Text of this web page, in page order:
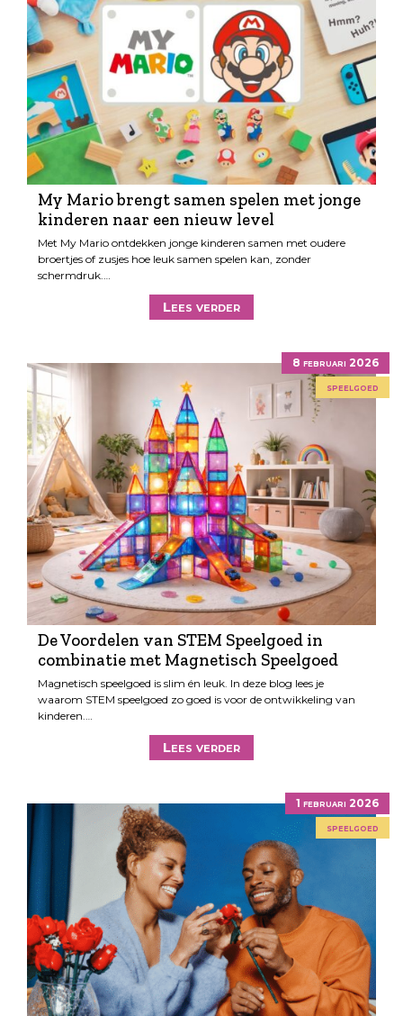
My Mario brengt samen spelen met jonge
kinderen naar een nieuw level
Met My Mario ontdekken jonge kinderen samen met oudere
broertjes of zusjes hoe leuk samen spelen kan, zonder
schermdruk.…
Lees verder
8 februari 2026
speelgoed
De Voordelen van STEM Speelgoed in
combinatie met Magnetisch Speelgoed
Magnetisch speelgoed is slim én leuk. In deze blog lees je
waarom STEM speelgoed zo goed is voor de ontwikkeling van
kinderen.…
Lees verder
1 februari 2026
speelgoed